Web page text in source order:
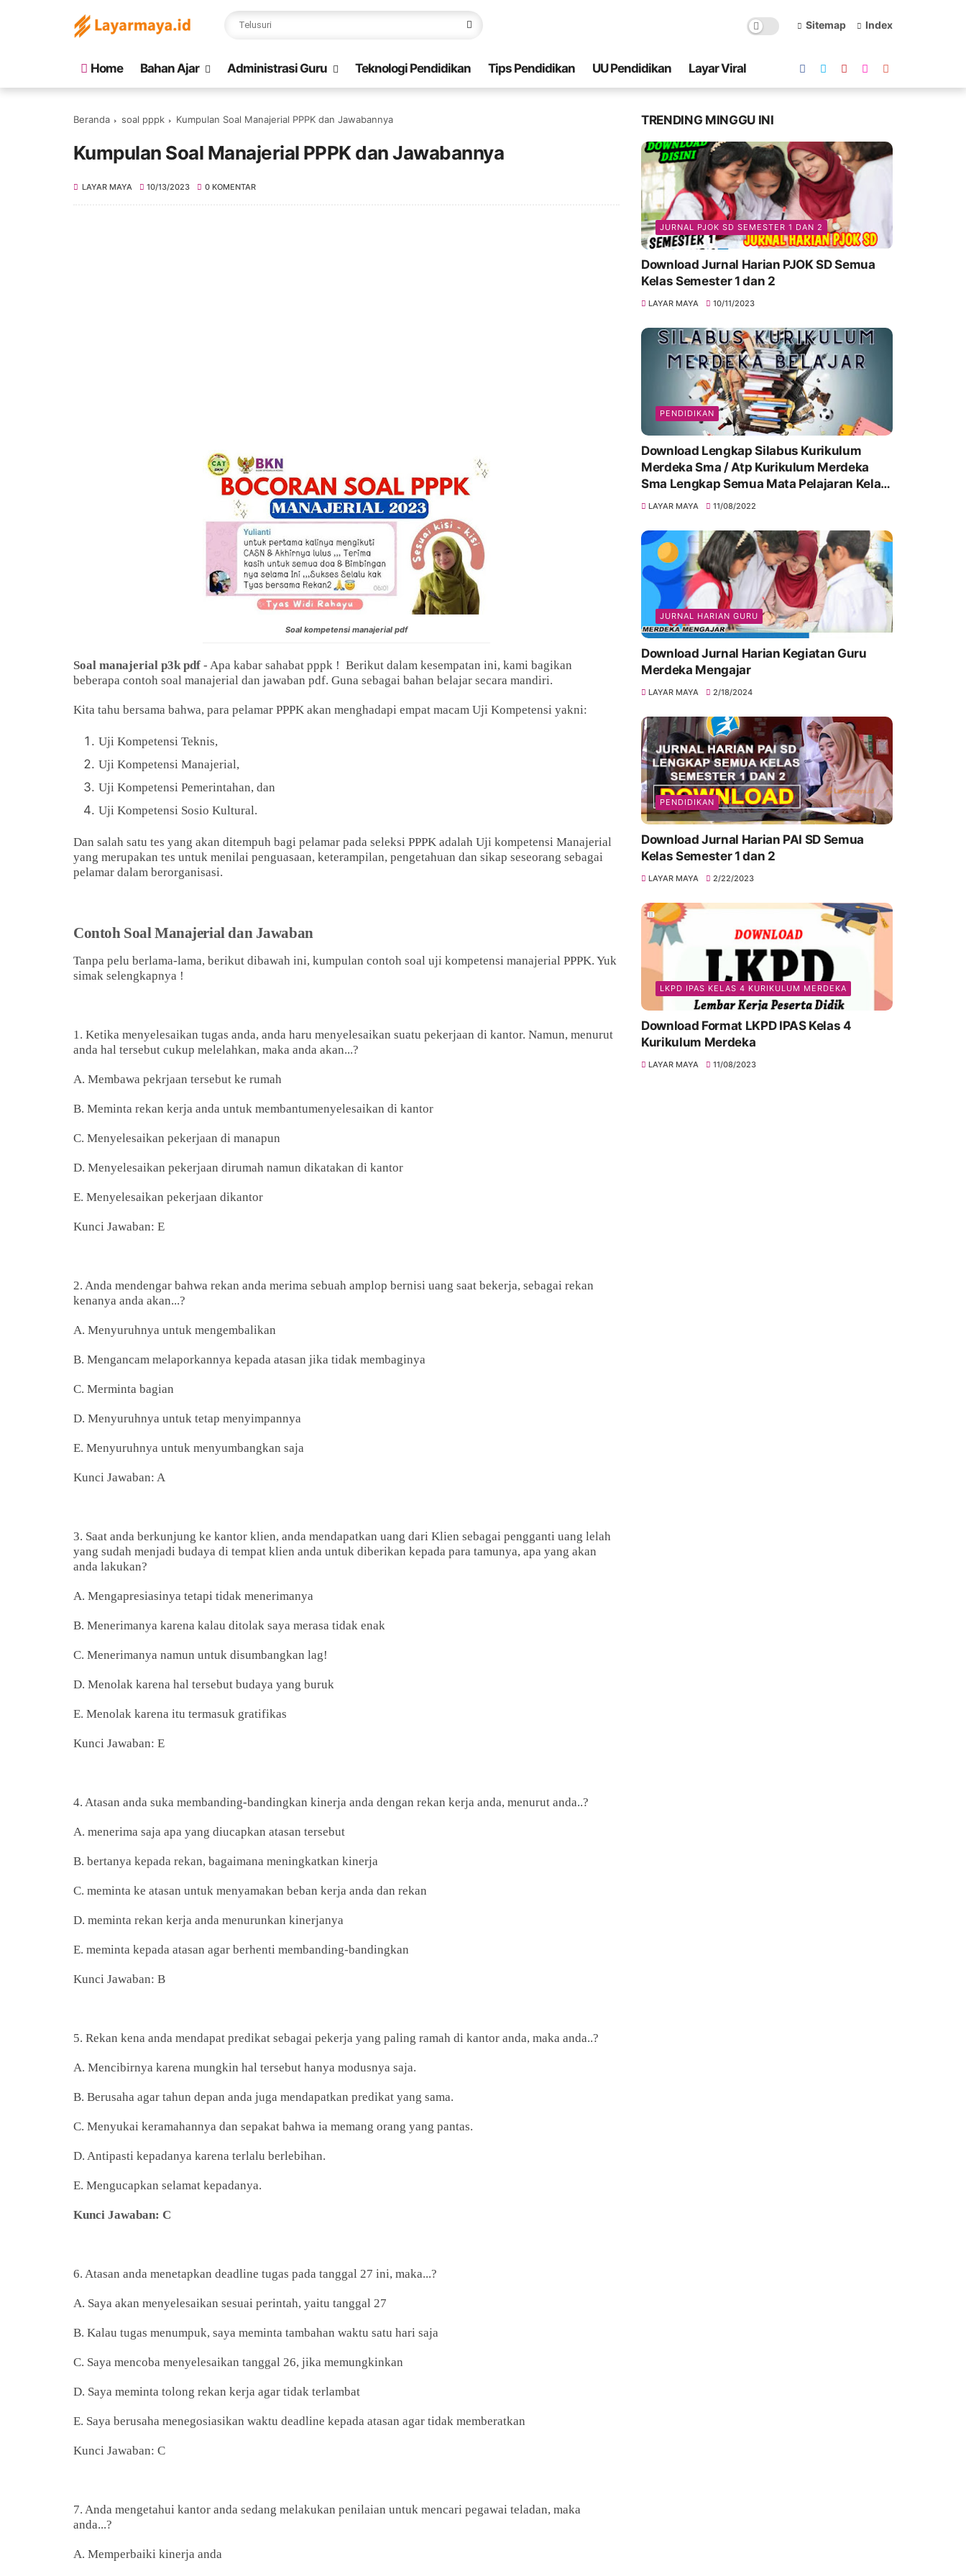
Sitemap Index
Home Bahan Ajar Administrasi Guru Teknologi Pendidikan Tips Pendidikan UU Pendidikan Layar Viral
Beranda soal pppk Kumpulan Soal Manajerial PPPK dan Jawabannya
Kumpulan Soal Manajerial PPPK dan Jawabannya
LAYAR MAYA 10/13/2023 0 KOMENTAR
Soal kompetensi manajerial pdf
Soal manajerial p3k pdf - Apa kabar sahabat pppk ! Berikut dalam kesempatan ini, kami bagikan
beberapa contoh soal manajerial dan jawaban pdf. Guna sebagai bahan belajar secara mandiri.
Kita tahu bersama bahwa, para pelamar PPPK akan menghadapi empat macam Uji Kompetensi yakni:
Uji Kompetensi Teknis,
Uji Kompetensi Manajerial,
Uji Kompetensi Pemerintahan, dan
Uji Kompetensi Sosio Kultural.
Dan salah satu tes yang akan ditempuh bagi pelamar pada seleksi PPPK adalah Uji kompetensi Manajerial
yang merupakan tes untuk menilai penguasaan, keterampilan, pengetahuan dan sikap seseorang sebagai
pelamar dalam berorganisasi.
Contoh Soal Manajerial dan Jawaban
Tanpa pelu berlama-lama, berikut dibawah ini, kumpulan contoh soal uji kompetensi manajerial PPPK. Yuk
simak selengkapnya !
1. Ketika menyelesaikan tugas anda, anda haru menyelesaikan suatu pekerjaan di kantor. Namun, menurut
anda hal tersebut cukup melelahkan, maka anda akan...?
A. Membawa pekrjaan tersebut ke rumah
B. Meminta rekan kerja anda untuk membantumenyelesaikan di kantor
C. Menyelesaikan pekerjaan di manapun
D. Menyelesaikan pekerjaan dirumah namun dikatakan di kantor
E. Menyelesaikan pekerjaan dikantor
Kunci Jawaban: E
2. Anda mendengar bahwa rekan anda merima sebuah amplop bernisi uang saat bekerja, sebagai rekan
kenanya anda akan...?
A. Menyuruhnya untuk mengembalikan
B. Mengancam melaporkannya kepada atasan jika tidak membaginya
C. Merminta bagian
D. Menyuruhnya untuk tetap menyimpannya
E. Menyuruhnya untuk menyumbangkan saja
Kunci Jawaban: A
3. Saat anda berkunjung ke kantor klien, anda mendapatkan uang dari Klien sebagai pengganti uang lelah
yang sudah menjadi budaya di tempat klien anda untuk diberikan kepada para tamunya, apa yang akan
anda lakukan?
A. Mengapresiasinya tetapi tidak menerimanya
B. Menerimanya karena kalau ditolak saya merasa tidak enak
C. Menerimanya namun untuk disumbangkan lag!
D. Menolak karena hal tersebut budaya yang buruk
E. Menolak karena itu termasuk gratifikas
Kunci Jawaban: E
4. Atasan anda suka membanding-bandingkan kinerja anda dengan rekan kerja anda, menurut anda..?
A. menerima saja apa yang diucapkan atasan tersebut
B. bertanya kepada rekan, bagaimana meningkatkan kinerja
C. meminta ke atasan untuk menyamakan beban kerja anda dan rekan
D. meminta rekan kerja anda menurunkan kinerjanya
E. meminta kepada atasan agar berhenti membanding-bandingkan
Kunci Jawaban: B
5. Rekan kena anda mendapat predikat sebagai pekerja yang paling ramah di kantor anda, maka anda..?
A. Mencibirnya karena mungkin hal tersebut hanya modusnya saja.
B. Berusaha agar tahun depan anda juga mendapatkan predikat yang sama.
C. Menyukai keramahannya dan sepakat bahwa ia memang orang yang pantas.
D. Antipasti kepadanya karena terlalu berlebihan.
E. Mengucapkan selamat kepadanya.
Kunci Jawaban: C
6. Atasan anda menetapkan deadline tugas pada tanggal 27 ini, maka...?
A. Saya akan menyelesaikan sesuai perintah, yaitu tanggal 27
B. Kalau tugas menumpuk, saya meminta tambahan waktu satu hari saja
C. Saya mencoba menyelesaikan tanggal 26, jika memungkinkan
D. Saya meminta tolong rekan kerja agar tidak terlambat
E. Saya berusaha menegosiasikan waktu deadline kepada atasan agar tidak memberatkan
Kunci Jawaban: C
7. Anda mengetahui kantor anda sedang melakukan penilaian untuk mencari pegawai teladan, maka
anda...?
A. Memperbaiki kinerja anda
TRENDING MINGGU INI
JURNAL PJOK SD SEMESTER 1 DAN 2
Download Jurnal Harian PJOK SD Semua
Kelas Semester 1 dan 2
LAYAR MAYA 10/11/2023
PENDIDIKAN
Download Lengkap Silabus Kurikulum
Merdeka Sma / Atp Kurikulum Merdeka
Sma Lengkap Semua Mata Pelajaran Kelas
10, 11 & 12
LAYAR MAYA 11/08/2022
JURNAL HARIAN GURU
Download Jurnal Harian Kegiatan Guru
Merdeka Mengajar
LAYAR MAYA 2/18/2024
PENDIDIKAN
Download Jurnal Harian PAI SD Semua
Kelas Semester 1 dan 2
LAYAR MAYA 2/22/2023
LKPD IPAS KELAS 4 KURIKULUM MERDEKA
Download Format LKPD IPAS Kelas 4
Kurikulum Merdeka
LAYAR MAYA 11/08/2023